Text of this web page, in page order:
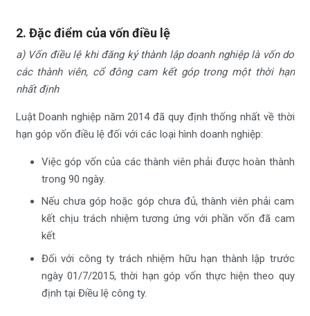
2. Đặc điểm của vốn điều lệ
a) Vốn điều lệ khi đăng ký thành lập doanh nghiệp là vốn do
các thành viên, cổ đông cam kết góp trong một thời hạn
nhất định
Luật Doanh nghiệp năm 2014 đã quy định thống nhất về thời
hạn góp vốn điều lệ đối với các loại hình doanh nghiệp:
Việc góp vốn của các thành viên phải được hoàn thành
trong 90 ngày.
Nếu chưa góp hoặc góp chưa đủ, thành viên phải cam
kết chịu trách nhiệm tương ứng với phần vốn đã cam
kết
Đối với công ty trách nhiệm hữu hạn thành lập trước
ngày 01/7/2015, thời hạn góp vốn thực hiện theo quy
định tại Điều lệ công ty.